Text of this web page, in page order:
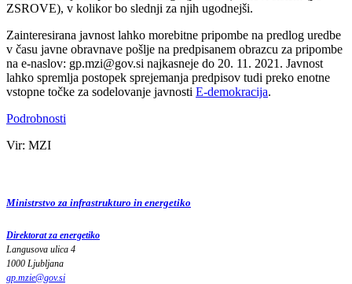
ZSROVE), v kolikor bo slednji za njih ugodnejši.
Zainteresirana javnost lahko morebitne pripombe na predlog uredbe
v času javne obravnave pošlje na predpisanem obrazcu za pripombe
na e-naslov: gp.mzi@gov.si najkasneje do 20. 11. 2021. Javnost
lahko spremlja postopek sprejemanja predpisov tudi preko enotne
vstopne točke za sodelovanje javnosti E-demokracija.
Podrobnosti
Vir: MZI
Ministrstvo za infrastrukturo in energetiko
Direktorat za energetiko
Langusova ulica 4
1000 Ljubljana
gp.mzie@gov.si